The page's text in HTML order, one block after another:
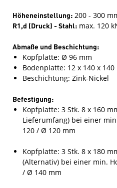
Höheneinstellung: 200 - 300
R1,d (Druck) - Stahl: max. 120
Abmaße und Beschichtung:
Kopfplatte: Ø 96 mm
Bodenplatte: 12 x 140 x 140
Beschichtung: Zink-Nickel
Befestigung:
Kopfplatte: 3 Stk. 8 x 160
Lieferumfang) bei einer
120 / Ø 120 mm
Kopfplatte: 3 Stk. 8 x 180
(Alternativ) bei einer min.
/ Ø 140 mm